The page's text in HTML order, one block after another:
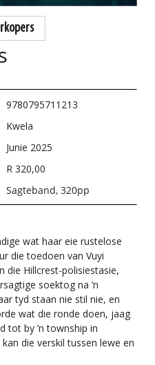
9780795711213
Kwela
Junie 2025
R 320,00
Sagteband, 320pp
wat haar eie rustelose
die toedoen van Vuyi
die Hillcrest-polisiestasie,
soektog na ’n
tyd staan nie stil nie, en
wat die ronde doen, jaag
tot by ’n township in
die verskil tussen lewe en